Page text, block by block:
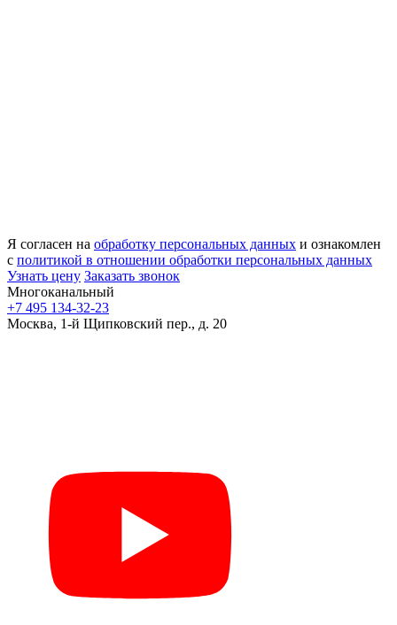
Я согласен на обработку персональных данных и ознакомлен
с политикой в отношении обработки персональных данных
Узнать цену Заказать звонок
Многоканальный
+7 495 134-32-23
Москва, 1-й Щипковский пер., д. 20